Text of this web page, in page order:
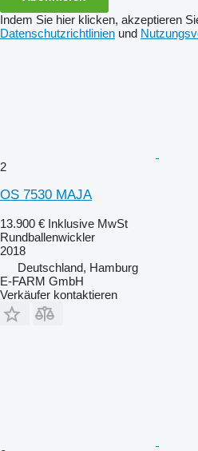
Indem Sie hier klicken, akzeptieren
Datenschutzrichtlinien und
2
OS 7530 MAJA
13.900 € Inklusive MwSt
Rundballenwickler
2018
Deutschland, Hamburg
E-FARM GmbH
Verkäufer kontaktieren